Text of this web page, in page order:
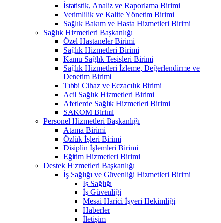
İstatistik, Analiz ve Raporlama Birimi
Verimlilik ve Kalite Yönetim Birimi
Sağlık Bakım ve Hasta Hizmetleri Birimi
Sağlık Hizmetleri Başkanlığı
Özel Hastaneler Birimi
Sağlık Hizmetleri Birimi
Kamu Sağlık Tesisleri Birimi
Sağlık Hizmetleri İzleme, Değerlendirme ve
Denetim Birimi
Tıbbi Cihaz ve Eczacılık Birimi
Acil Sağlık Hizmetleri Birimi
Afetlerde Sağlık Hizmetleri Birimi
SAKOM Birimi
Personel Hizmetleri Başkanlığı
Atama Birimi
Özlük İşleri Birimi
Disiplin İşlemleri Birimi
Eğitim Hizmetleri Birimi
Destek Hizmetleri Başkanlığı
İş Sağlığı ve Güvenliği Hizmetleri Birimi
İş Sağlığı
İş Güvenliği
Mesai Harici İşyeri Hekimliği
Haberler
İletişim